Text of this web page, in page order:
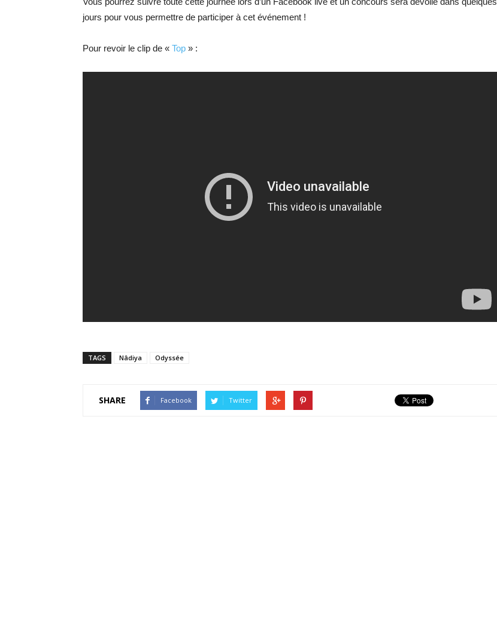
jours pour vous permettre de participer à cet événement !
Pour revoir le clip de « Top » :
TAGS Nâdiya Odyssée
SHARE Facebook Twitter